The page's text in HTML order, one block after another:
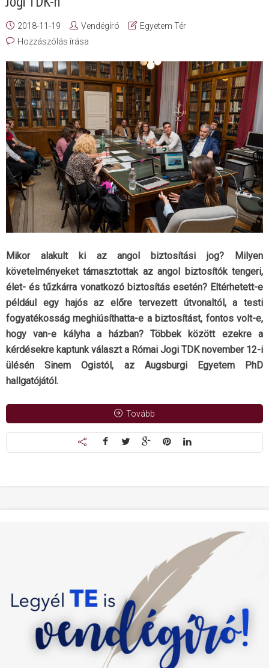
2018-11-19 Vendégíró
Egyetem Tér
Hozzászólás írása
Mikor alakult ki az angol biztosítási jog? Milyen
követelményeket támasztottak az angol biztosítók tengeri,
élet- és tűzkárra vonatkozó biztosítás esetén? Eltérhetett-e
például egy hajós az előre tervezett útvonaltól, a testi
fogyatékosság meghiúsíthatta-e a biztosítást, fontos volt-e,
hogy van-e kályha a házban? Többek között ezekre a
kérdésekre kaptunk választ a Római Jogi TDK november 12-i
ülésén Sinem Ogistól, az Augsburgi Egyetem PhD
hallgatójától.
Tovább